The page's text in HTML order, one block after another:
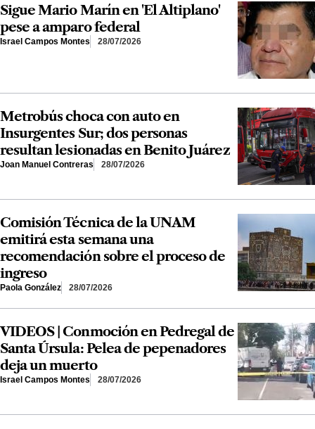
Sigue Mario Marín en 'El Altiplano'
pese a amparo federal
Israel Campos Montes 28/07/2026
Metrobús choca con auto en
Insurgentes Sur; dos personas
resultan lesionadas en Benito Juárez
Joan Manuel Contreras 28/07/2026
Comisión Técnica de la UNAM
emitirá esta semana una
recomendación sobre el proceso de
ingreso
Paola González 28/07/2026
VIDEOS | Conmoción en Pedregal de
Santa Úrsula: Pelea de pepenadores
deja un muerto
Israel Campos Montes 28/07/2026